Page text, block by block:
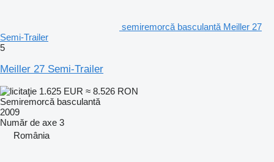
semiremorcă basculantă Meiller 27
Semi-Trailer
5
Meiller 27 Semi-Trailer
1.625 EUR ≈ 8.526 RON
Semiremorcă basculantă
2009
Număr de axe 3
România